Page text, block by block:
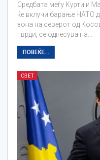
Средбата меѓу Курти и
ќе вклучи барање НАТО
зона на северот од
тврди, се однесува на…
ПОВЕЌЕ...
СВЕТ